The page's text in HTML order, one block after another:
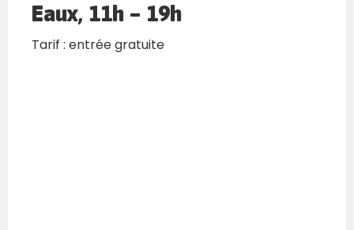
Eaux, 11h – 19h
Tarif : entrée gratuite